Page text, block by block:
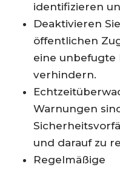
identifizieren
Deaktivieren
öffentlichen
eine unbefugte
verhindern.
Warnungen
und darauf zu
Regelmäßige